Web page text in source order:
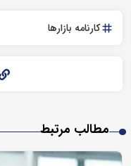
کارنامه بازارها
مطالب مرتبط